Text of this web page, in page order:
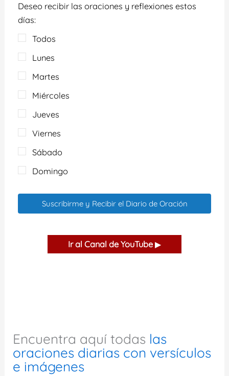
Deseo recibir las oraciones y reflexiones estos
días:
Todos
Lunes
Martes
Miércoles
Jueves
Viernes
Sábado
Domingo
Suscribirme y Recibir el Diario de Oración
Ir al Canal de YouTube ▶
Encuentra aquí todas las
oraciones diarias con versículos
e imágenes